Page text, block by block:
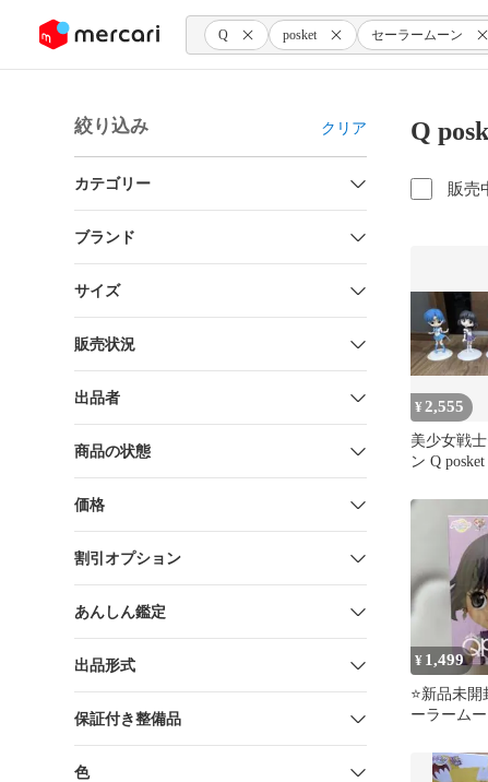
ツにスキップ Q posket セーラームーン
絞り込み クリア
カテゴリー
ブランド
サイズ
販売状況
出品者
商品の状態
価格
割引オプション
あんしん鑑定
出品形式
保証付き整備品
色
Q
販売
¥ 2,555
美少女戦
ン Q
¥ 1,499
⭐️新品未開
ーラーム